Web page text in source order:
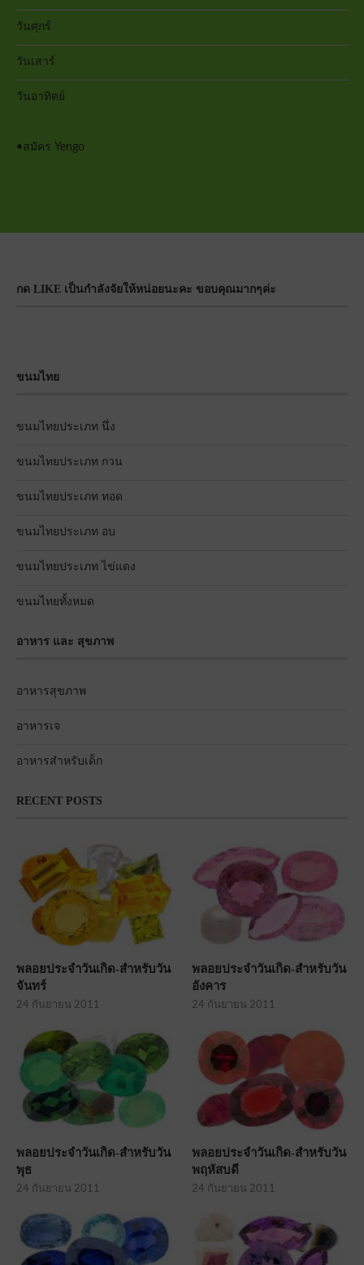
วันศุกร์
วันเสาร์
วันอาทิตย์
•สมัคร Yengo
กด LIKE เป็นกำลังจัยให้หน่อยนะคะ ขอบคุณมากๆค่ะ
ขนมไทย
ขนมไทยประเภท นึ่ง
ขนมไทยประเภท กวน
ขนมไทยประเภท ทอด
ขนมไทยประเภท อบ
ขนมไทยประเภท ไข่แดง
ขนมไทยทั้งหมด
อาหาร และ สุขภาพ
อาหารสุขภาพ
อาหารเจ
อาหารสำหรับเด็ก
RECENT POSTS
พลอยประจำวันเกิด-สำหรับวัน
จันทร์
24 กันยายน 2011
พลอยประจำวันเกิด-สำหรับวัน
อังคาร
24 กันยายน 2011
พลอยประจำวันเกิด-สำหรับวัน
พุธ
24 กันยายน 2011
พลอยประจำวันเกิด-สำหรับวัน
พฤหัสบดี
24 กันยายน 2011